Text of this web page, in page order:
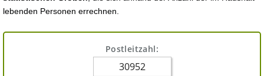
lebenden Personen errechnen.
Postleitzahl: